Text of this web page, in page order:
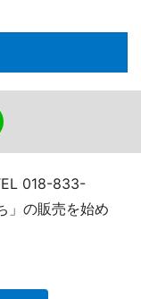
018-833-
」の販売を始め